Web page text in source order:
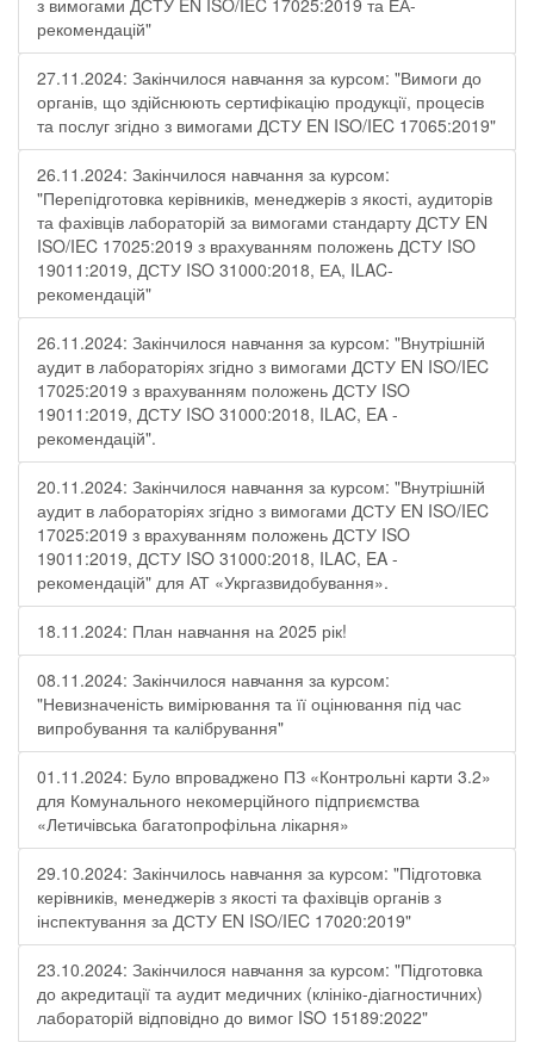
з вимогами ДСТУ EN ISO/IEC 17025:2019 та ЕА-
рекомендацій"
27.11.2024: Закінчилося навчання за курсом: "Вимоги до
органів, що здійснюють сертифікацію продукції, процесів
та послуг згідно з вимогами ДСТУ EN ISO/IEC 17065:2019"
26.11.2024: Закінчилося навчання за курсом:
"Перепідготовка керівників, менеджерів з якості, аудиторів
та фахівців лабораторій за вимогами стандарту ДСТУ EN
ISO/IEC 17025:2019 з врахуванням положень ДСТУ ISO
19011:2019, ДСТУ ISO 31000:2018, ЕА, ILAC-
рекомендацій"
26.11.2024: Закінчилося навчання за курсом: "Внутрішній
аудит в лабораторіях згідно з вимогами ДСТУ EN ISO/IEC
17025:2019 з врахуванням положень ДСТУ ISO
19011:2019, ДСТУ ISO 31000:2018, ILAC, EA -
рекомендацій".
20.11.2024: Закінчилося навчання за курсом: "Внутрішній
аудит в лабораторіях згідно з вимогами ДСТУ EN ISO/IEC
17025:2019 з врахуванням положень ДСТУ ISO
19011:2019, ДСТУ ISO 31000:2018, ILAC, EA -
рекомендацій" для АТ «Укргазвидобування».
18.11.2024: План навчання на 2025 рік!
08.11.2024: Закінчилося навчання за курсом:
"Невизначеність вимірювання та її оцінювання під час
випробування та калібрування"
01.11.2024: Було впроваджено ПЗ «Контрольні карти 3.2»
для Комунального некомерційного підприємства
«Летичівська багатопрофільна лікарня»
29.10.2024: Закінчилось навчання за курсом: "Підготовка
керівників, менеджерів з якості та фахівців органів з
інспектування за ДСТУ EN ISO/IEC 17020:2019"
23.10.2024: Закінчилося навчання за курсом: "Підготовка
до акредитації та аудит медичних (клініко-діагностичних)
лабораторій відповідно до вимог ISO 15189:2022"